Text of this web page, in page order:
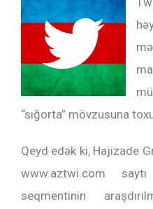
“sığorta” mövzusuna
Qeyd edək ki, Hajizade
www.aztwi.com
seqmentinin